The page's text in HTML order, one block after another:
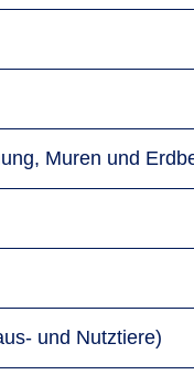
Muren und
und Nutztiere)